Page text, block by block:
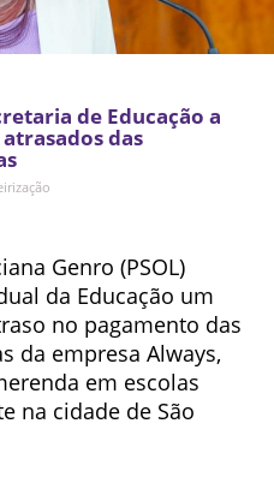
de Educação a
das
Genro (PSOL)
da Educação um
no pagamento das
da empresa Always,
em escolas
na cidade de São